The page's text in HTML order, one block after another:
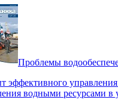
Проблемы
водными ресурсами в